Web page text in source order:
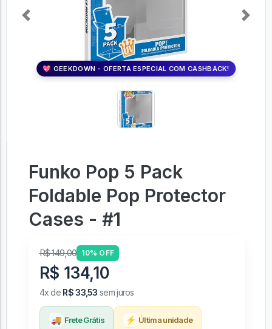
💖 GEEKDOWN - OFERTA ESPECIAL COM CASHBACK!
Previous Next
Funko Pop 5 Pack
Foldable Pop Protector
Cases - #1
R$ 149,00 10% OFF
R$ 134,10
4x de R$ 33,53 sem juros
🚚 Frete Grátis ⚡ Última unidade